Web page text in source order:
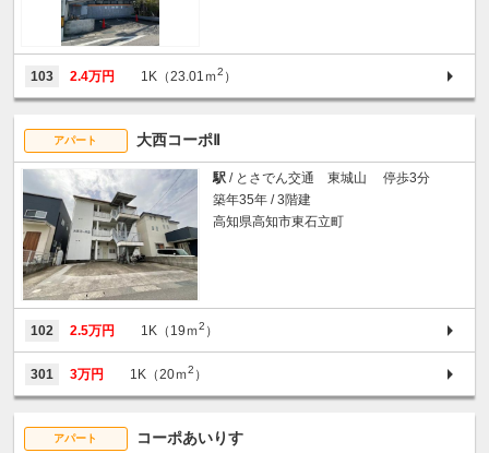
103 2.4万円 1K（23.01ｍ2 ）
アパート 大西コーポⅡ
駅 / とさでん交通 東城山 停歩3分
築年35年 / 3階建
高知県高知市東石立町
102 2.5万円 1K（19ｍ2 ）
301 3万円 1K（20ｍ2 ）
アパート コーポあいりす